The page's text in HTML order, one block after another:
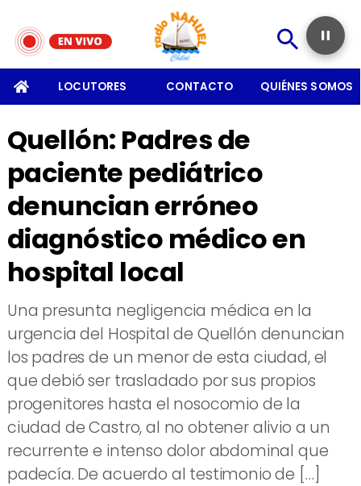
LOCUTORES CONTACTO QUIÉNES SOMOS
Quellón: Padres de
paciente pediátrico
denuncian erróneo
diagnóstico médico en
hospital local
Una presunta negligencia médica en la
urgencia del Hospital de Quellón denuncian
los padres de un menor de esta ciudad, el
que debió ser trasladado por sus propios
progenitores hasta el nosocomio de la
ciudad de Castro, al no obtener alivio a un
recurrente e intenso dolor abdominal que
padecía. De acuerdo al testimonio de […]